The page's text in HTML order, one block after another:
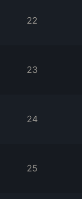
22
23
24
25